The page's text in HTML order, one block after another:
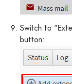
Switch to
button: